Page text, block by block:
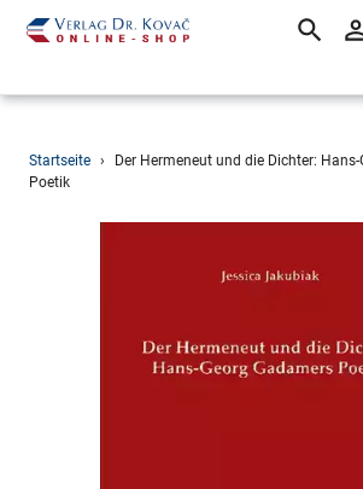
Direkt
zum
Startseite ›
Der Hermeneut und die Dichter:
Poetik